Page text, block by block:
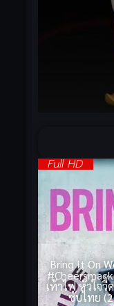
Full HD
Bring It On
เท้าไฟ หัวใจวี้
ซับไทย